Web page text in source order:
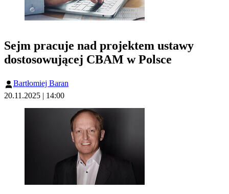
Sejm pracuje nad projektem ustawy
dostosowującej CBAM w Polsce
Bartłomiej Baran
20.11.2025 | 14:00